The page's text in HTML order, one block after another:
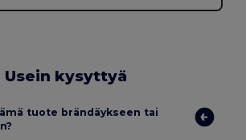
Usein kysyttyä
tuote brändäykseen tai